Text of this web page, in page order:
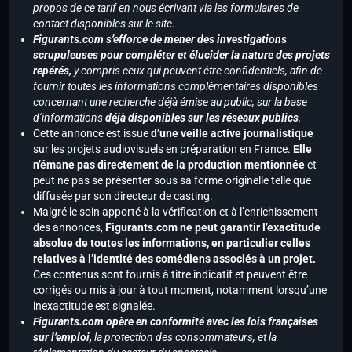
propos de ce tarif en nous écrivant via les formulaires de
contact disponibles sur le site.
Figurants.com s’efforce de mener des investigations
scrupuleuses pour compléter et élucider la nature des projets
repérés, y compris ceux qui peuvent être confidentiels, afin de
fournir toutes les informations complémentaires disponibles
concernant une recherche déjà émise au public, sur la base
d’informationsdéjà disponibles sur les réseaux publics.
Cette annonce est issued’une veille active journalistique
sur les projets audiovisuels en préparation en France. Elle
n’émane pas directement de la production mentionnéeet
peut ne pas se présenter sous sa forme originelle telle que
diffusée par son directeur de casting.
Malgré le soin apporté à la vérification et à l’enrichissement
des annonces,Figurants.com ne peut garantir l’exactitude
absolue de toutes les informations, en particulier celles
relatives à l’identité des comédiens associés à un projet.
Ces contenus sont fournis à titre indicatif et peuvent être
corrigés ou mis à jour à tout moment, notamment lorsqu’une
inexactitude est signalée.
Figurants.com opère en conformité avec les lois françaises
sur l’emploi, la protection des consommateurs, et la